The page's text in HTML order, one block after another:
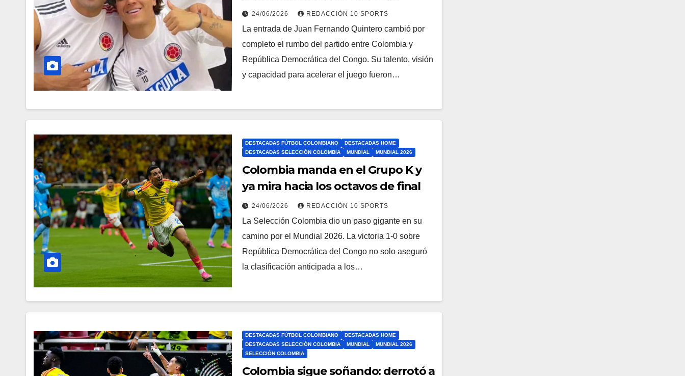
24/06/2026 REDACCIÓN 10 SPORTS
La entrada de Juan Fernando Quintero cambió por
completo el rumbo del partido entre Colombia y
República Democrática del Congo. Su talento, visión
y capacidad para acelerar el juego fueron…
DESTACADAS FÚTBOL COLOMBIANO
DESTACADAS HOME
DESTACADAS SELECCIÓN COLOMBIA
MUNDIAL MUNDIAL 2026
Colombia manda en el Grupo K y
ya mira hacia los octavos de final
24/06/2026 REDACCIÓN 10 SPORTS
La Selección Colombia dio un paso gigante en su
camino por el Mundial 2026. La victoria 1-0 sobre
República Democrática del Congo no solo aseguró
la clasificación anticipada a los…
DESTACADAS FÚTBOL COLOMBIANO
DESTACADAS HOME
DESTACADAS SELECCIÓN COLOMBIA
MUNDIAL
MUNDIAL 2026
SELECCIÓN COLOMBIA
Colombia sigue soñando: derrotó a